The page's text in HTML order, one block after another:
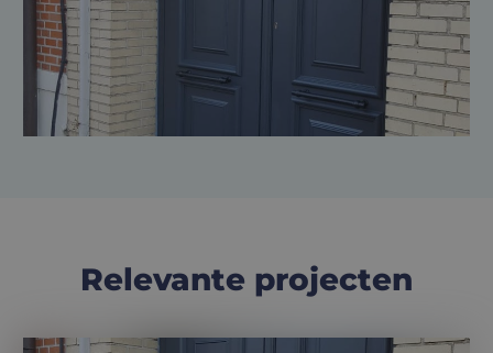
Relevante projecten